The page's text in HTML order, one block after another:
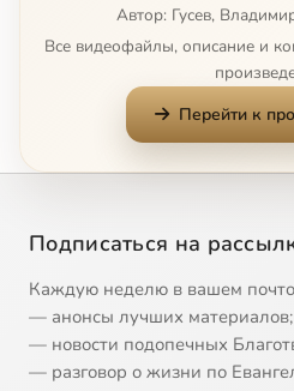
Кремль. Хранители
14
Автор: Гусев,
Все видеофайлы, описание и
Перейти к
Подписаться на
Каждую неделю в вашем
— анонсы лучших материалов;
— новости подопечных
— разговор о жизни по